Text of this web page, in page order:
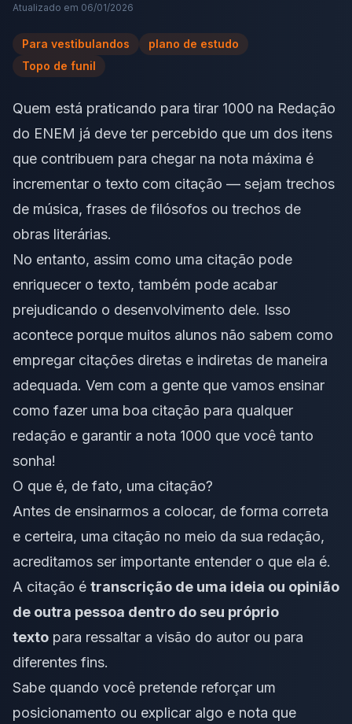
Atualizado em 06/01/2026
Para vestibulandos
plano de estudo
Topo de funil
Quem está praticando para tirar 1000 na Redação
do ENEM já deve ter percebido que um dos itens
que contribuem para chegar na nota máxima é
incrementar o texto com citação — sejam trechos
de música, frases de filósofos ou trechos de
obras literárias.
No entanto, assim como uma citação pode
enriquecer o texto, também pode acabar
prejudicando o desenvolvimento dele. Isso
acontece porque muitos alunos não sabem como
empregar citações diretas e indiretas de maneira
adequada. Vem com a gente que vamos ensinar
como fazer uma boa citação para qualquer
redação e garantir a nota 1000 que você tanto
sonha!
O que é, de fato, uma citação?
Antes de ensinarmos a colocar, de forma correta
e certeira, uma citação no meio da sua redação,
acreditamos ser importante entender o que ela é.
A citação é transcrição de uma ideia ou opinião
de outra pessoa dentro do seu próprio
texto para ressaltar a visão do autor ou para
diferentes fins.
Sabe quando você pretende reforçar um
posicionamento ou explicar algo e nota que